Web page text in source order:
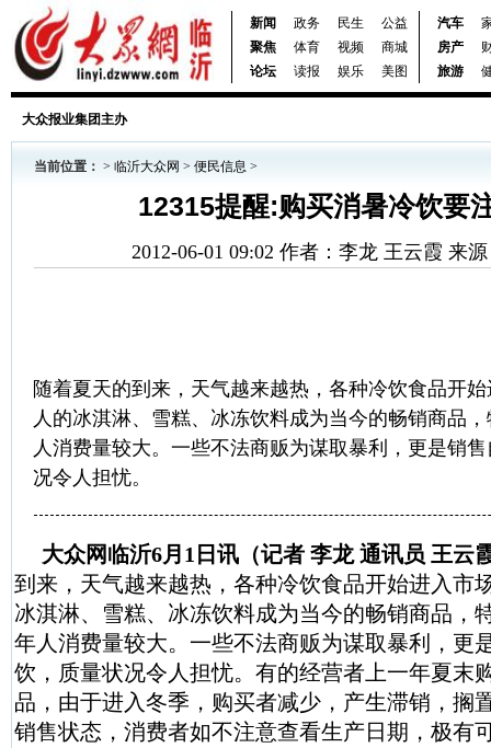
新闻 政务 民生
公益
聚焦
体育 视频
商城
论坛
读报 娱乐 美图
汽车
房产
旅游
大众报业集团主办
当前位置： > 临沂大众网 > 便民信息 >
12315提醒:购买消暑冷饮要
2012-06-01 09:02 作者：李龙 王云霞 来
随着夏天的到来，天气越来越热，各种冷饮食品开
人的冰淇淋、雪糕、冰冻饮料成为当今的畅销商品
人消费量较大。一些不法商贩为谋取暴利，更是销
况令人担忧。
大众网临沂6月1日讯（记者 李龙 通讯员 王云
到来，天气越来越热，各种冷饮食品开始进入市
冰淇淋、雪糕、冰冻饮料成为当今的畅销商品，
年人消费量较大。一些不法商贩为谋取暴利，更
饮，质量状况令人担忧。有的经营者上一年夏末
品，由于进入冬季，购买者减少，产生滞销，搁
销售状态，消费者如不注意查看生产日期，极有